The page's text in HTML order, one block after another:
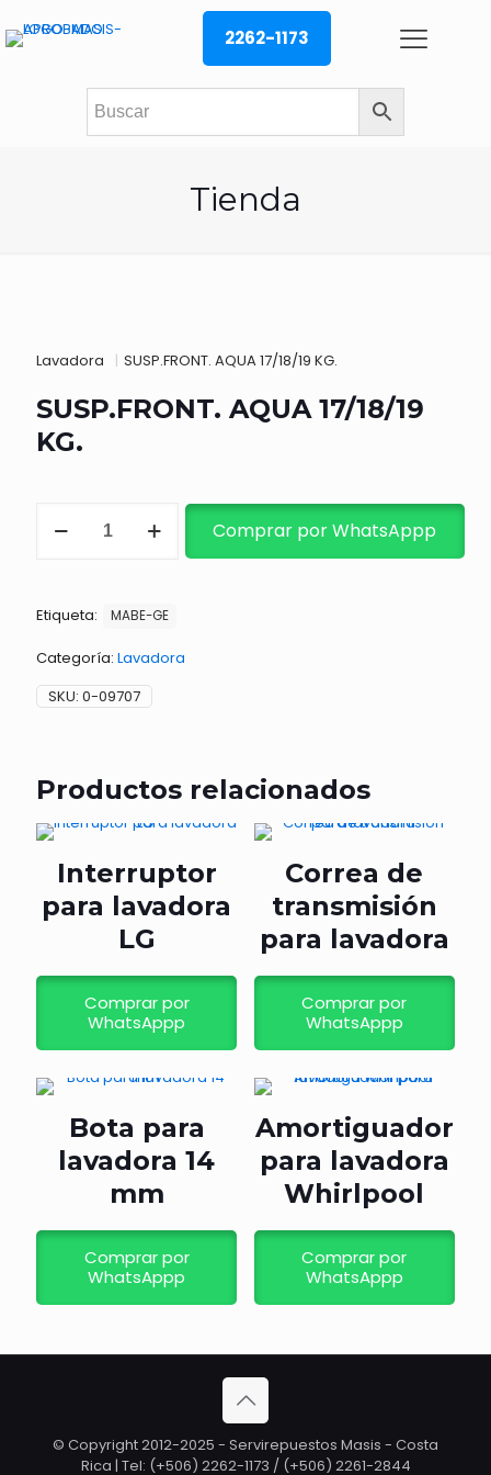
2262-1173
Tienda
Lavadora | SUSP.FRONT. AQUA 17/18/19 KG.
SUSP.FRONT. AQUA 17/18/19
KG.
AQUA
Comprar por WhatsAppp
Etiqueta: MABE-GE
Categoría: Lavadora
SKU: 0-09707
Productos relacionados
Interruptor
para lavadora
LG
Comprar por
WhatsAppp
Correa de
transmisión
para lavadora
Comprar por
WhatsAppp
Bota para
lavadora 14
mm
Comprar por
WhatsAppp
Amortiguador
para lavadora
Whirlpool
Comprar por
WhatsAppp
© Copyright 2012-2025 - Servirepuestos Masis - Costa
Rica | Tel: (+506) 2262-1173 / (+506) 2261-2844